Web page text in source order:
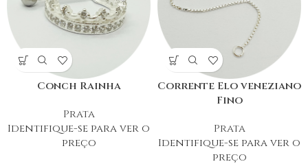
Conch Rainha
Prata
Identifique-se para ver o
preço
Corrente Elo veneziano
Fino
Prata
Identifique-se para ver o
preço